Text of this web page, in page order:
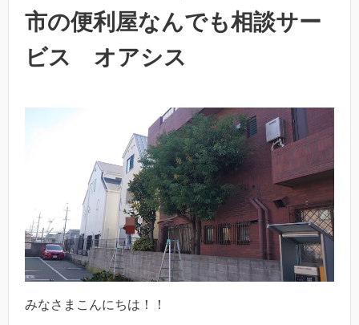
市の便利屋なんでも相談サー
ビス オアシス
みなさまこんにちは！！